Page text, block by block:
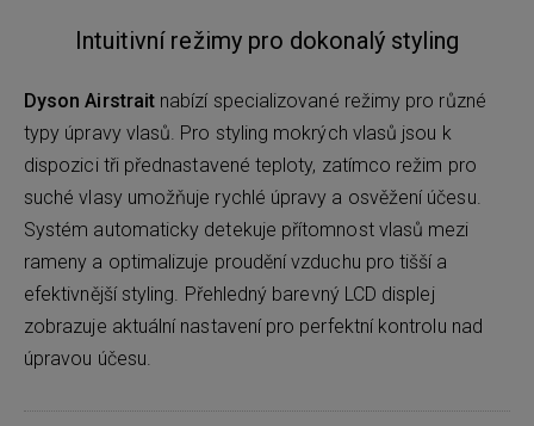
Intuitivní režimy pro dokonalý styling
Dyson Airstrait nabízí specializované režimy pro různé
typy úpravy vlasů. Pro styling mokrých vlasů jsou k
dispozici tři přednastavené teploty, zatímco režim pro
suché vlasy umožňuje rychlé úpravy a osvěžení účesu.
Systém automaticky detekuje přítomnost vlasů mezi
rameny a optimalizuje proudění vzduchu pro tišší a
efektivnější styling. Přehledný barevný LCD displej
zobrazuje aktuální nastavení pro perfektní kontrolu nad
úpravou účesu.